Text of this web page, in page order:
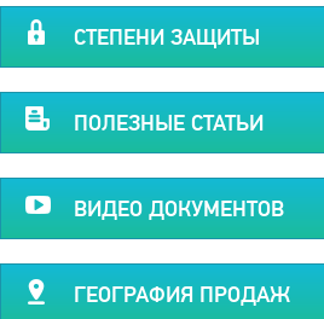
СТЕПЕНИ ЗАЩИТЫ
ПОЛЕЗНЫЕ СТАТЬИ
ВИДЕО ДОКУМЕНТОВ
ГЕОГРАФИЯ ПРОДАЖ